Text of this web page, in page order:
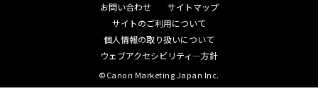
お問い合わせ
サイトマップ
サイトのご利用について
個人情報の取り扱いについて
ウェブアクセシビリティ―方針
©Canon Marketing Japan Inc.